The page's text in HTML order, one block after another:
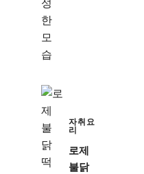
자취요
리
로제
불닭